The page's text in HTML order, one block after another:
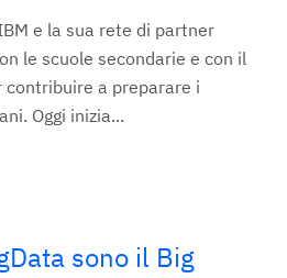
e la sua rete di partner
le scuole secondarie e con il
a preparare i
Oggi inizia...
sono il Big